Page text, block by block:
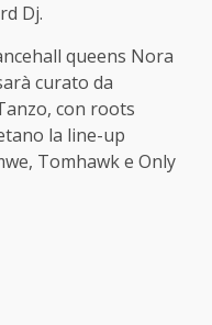
Dj.
queens Nora
curato da
con roots
la line-up
Tomhawk e Only